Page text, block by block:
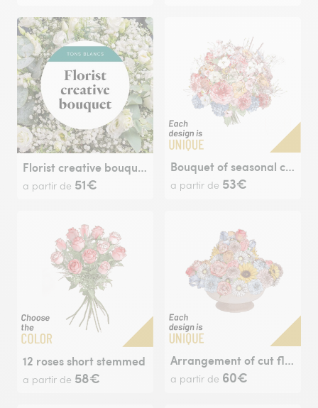
Florist creative bouquet - white
a partir de 51€
Bouquet of seasonal cut flowers
a partir de 53€
12 roses short stemmed
a partir de 58€
Arrangement of cut flowers
a partir de 60€